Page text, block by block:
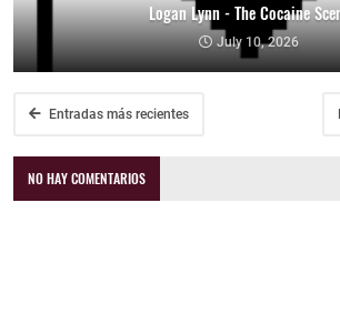
Logan Lynn - The Cocaine
July 10, 2026
Entradas más recientes
NO HAY COMENTARIOS